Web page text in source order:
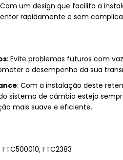
um design que facilita a
rapidamente e sem
: Evite problemas futuros com
o desempenho da sua
: Com a instalação deste
sistema de câmbio esteja
mais suave e eficiente.
FTC500010, FTC2383